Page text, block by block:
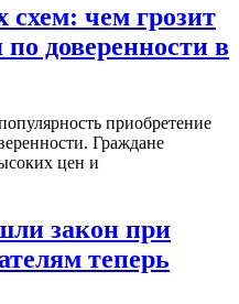
схем: чем грозит
доверенности в
приобретение
Граждане
цен и
закон при
теперь